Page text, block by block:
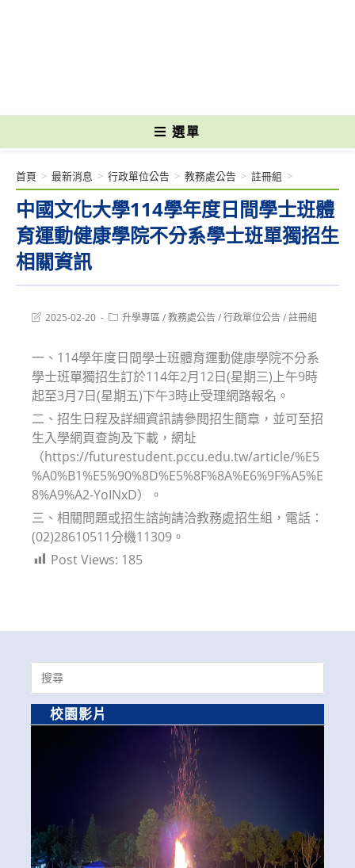
選單
中國文化大學114學年度日間學士班體
育運動健康學院不分系學士班單獨招生
相關資訊
首頁 > 最新消息 > 行政單位公告 > 教務處公告 > 註冊組 >
Post2025-02-20
Post升學專區/教務處公告/行政單位公告/註冊組
一、114學年度日間學士班體育運動健康學院不分系
學士班單獨招生訂於114年2月12日(星期三)上午9時
起至3月7日(星期五)下午3時止受理網路報名。
二、招生日程及詳細資訊請參閱招生簡章，並可至招
生入學網頁查詢及下載，網址
（https://futurestudent.pccu.edu.tw/article/%E5
%A0%B1%E5%90%8D%E5%8F%8A%E6%9F%A5%E
8%A9%A2-YoINxD）。
三、相關問題或招生諮詢請洽教務處招生組，電話：
(02)28610511分機11309。
Post Views: 185
Search
for:
校園影片